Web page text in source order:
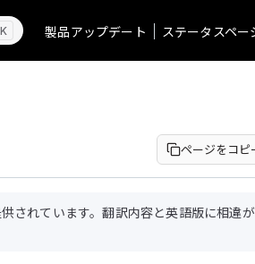
K 製品アップデート ステータスペー
されています。翻訳内容と英語版に相違
ページをコピ